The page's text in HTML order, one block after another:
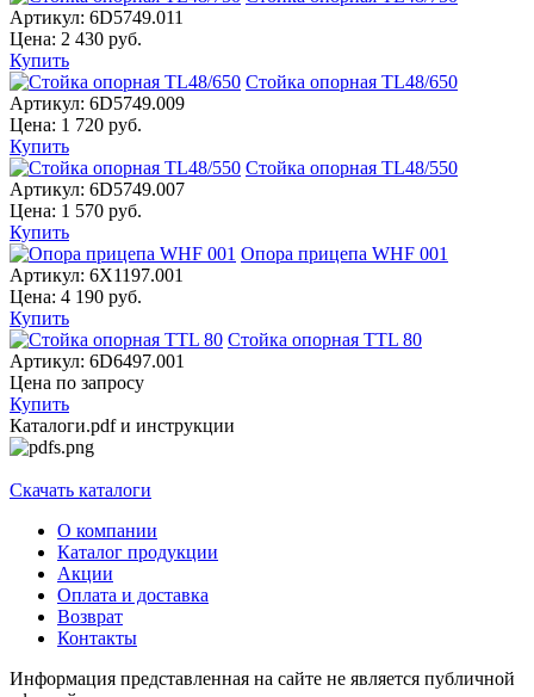
Артикул: 6D5749.011
Цена: 2 430 руб.
Купить
Стойка опорная TL48/650
Артикул: 6D5749.009
Цена: 1 720 руб.
Купить
Стойка опорная TL48/550
Артикул: 6D5749.007
Цена: 1 570 руб.
Купить
Опора прицепа WHF 001
Артикул: 6X1197.001
Цена: 4 190 руб.
Купить
Стойка опорная TTL 80
Артикул: 6D6497.001
Цена по запросу
Купить
Каталоги.pdf и инструкции
Скачать каталоги
О компании
Каталог продукции
Акции
Оплата и доставка
Возврат
Контакты
Информация представленная на сайте не является публичной